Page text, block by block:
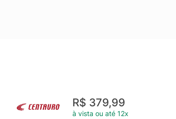
R$ 379,99
à vista ou até 12x